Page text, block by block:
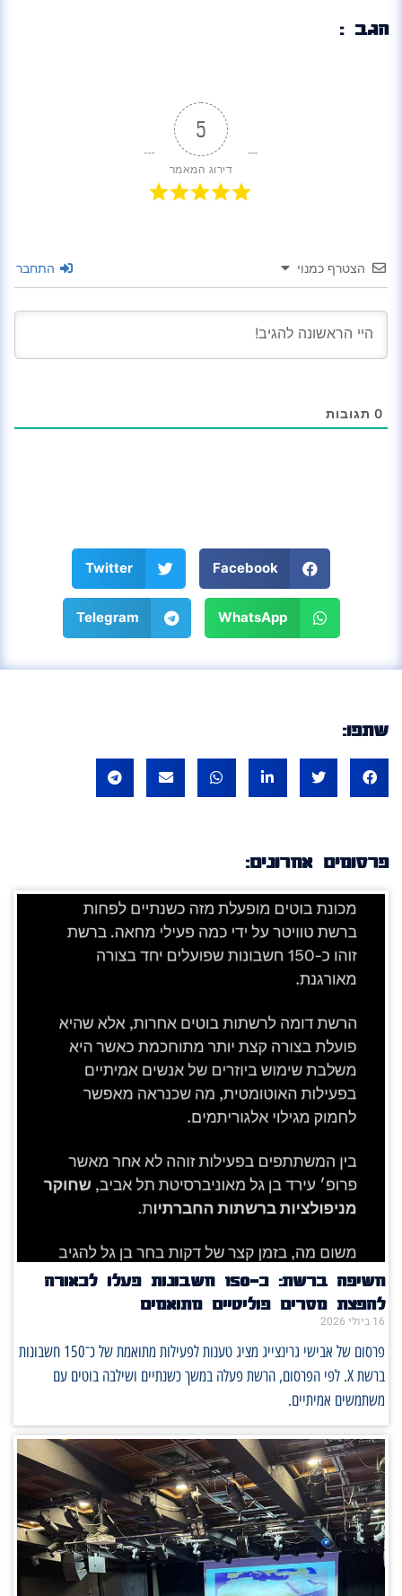
הגב :
5
דירוג המאמר
הצטרף כמנוי התחבר
0 תגובות
Facebook
Twitter
WhatsApp
Telegram
שתפו:
פרסומים אחרונים:
חשיפה ברשת: כ־150 חשבונות פעלו לכאורה
להפצת מסרים פוליטיים מתואמים
16 ביולי 2026
פרסום של אבישי גרינצייג מציג טענות לפעילות מתואמת של כ־150 חשבונות
ברשת X. לפי הפרסום, הרשת פעלה במשך כשנתיים ושילבה בוטים עם
משתמשים אמיתיים.